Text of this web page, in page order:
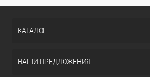
КАТАЛОГ
НАШИ ПРЕДЛОЖЕНИЯ